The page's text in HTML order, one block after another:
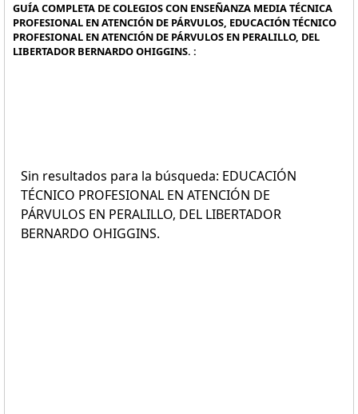
GUÍA COMPLETA DE COLEGIOS CON ENSEÑANZA MEDIA TÉCNICA
PROFESIONAL EN ATENCIÓN DE PÁRVULOS, EDUCACIÓN TÉCNICO
PROFESIONAL EN ATENCIÓN DE PÁRVULOS EN PERALILLO, DEL
LIBERTADOR BERNARDO OHIGGINS. :
Sin resultados para la búsqueda: EDUCACIÓN
TÉCNICO PROFESIONAL EN ATENCIÓN DE
PÁRVULOS EN PERALILLO, DEL LIBERTADOR
BERNARDO OHIGGINS.